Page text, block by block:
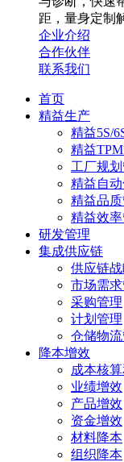
距，量身定制
企业介绍
合作伙伴
联系我们
首页
精益生产
精益5S/
精益
工厂规
精益自
精益品
精益效
研发管理
集成供应链
供应链
市场需
采购管理
计划管理
仓储物
降本增效
成本核
业绩增效
产品增效
资金增效
材料降本
组织降本